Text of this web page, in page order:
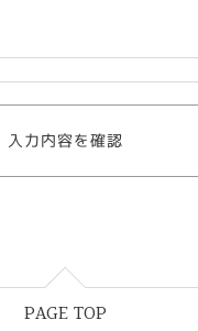
PAGE TOP